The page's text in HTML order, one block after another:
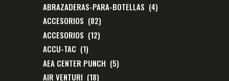
ABRAZADERAS-PARA-BOTELLAS (4)
ACCESORIOS (82)
ACCESORIOS (12)
ACCU-TAC (1)
AEA CENTER PUNCH (5)
AIR VENTURI (18)